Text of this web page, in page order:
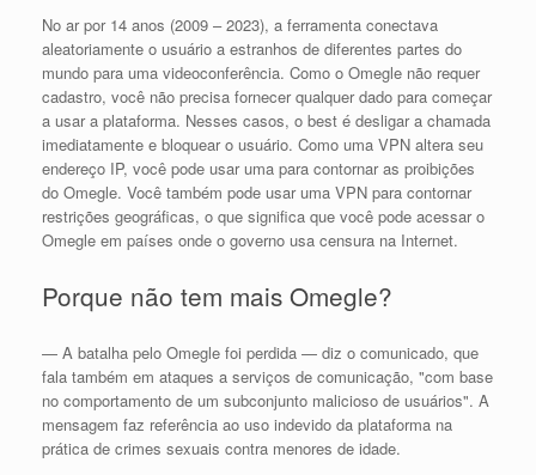
No ar por 14 anos (2009 – 2023), a ferramenta conectava
aleatoriamente o usuário a estranhos de diferentes partes do
mundo para uma videoconferência. Como o Omegle não requer
cadastro, você não precisa fornecer qualquer dado para começar
a usar a plataforma. Nesses casos, o best é desligar a chamada
imediatamente e bloquear o usuário. Como uma VPN altera seu
endereço IP, você pode usar uma para contornar as proibições
do Omegle. Você também pode usar uma VPN para contornar
restrições geográficas, o que significa que você pode acessar o
Omegle em países onde o governo usa censura na Internet.
Porque não tem mais Omegle?
— A batalha pelo Omegle foi perdida — diz o comunicado, que
fala também em ataques a serviços de comunicação, "com base
no comportamento de um subconjunto malicioso de usuários". A
mensagem faz referência ao uso indevido da plataforma na
prática de crimes sexuais contra menores de idade.